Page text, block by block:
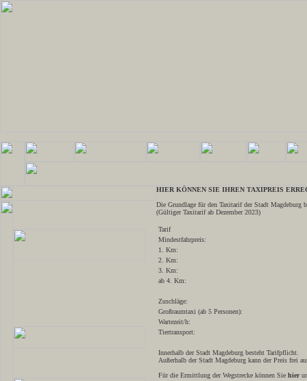
HIER KÖNNEN SIE IHREN TAXIPREIS
Die Grundlage für den Taxitarif der Stadt Magdeburg
(Gültiger Taxitarif ab Dezember 2023)
Tarif
Mindestfahrpreis:
1. Km:
2. Km:
3. Km:
ab 4. Km:
Zuschläge:
Großraumtaxi (ab 5 Personen):
Wartezeit/h:
Tiertransport:
Innerhalb der Stadt Magdeburg besteht Tarifpflicht.
Außerhalb der Stadt Magdeburg kann der Preis frei
Für die Ermittlung der Wegstrecke können Sie hier